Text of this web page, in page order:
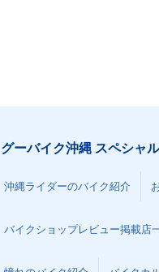
グーバイク沖縄 スペシャ
沖縄ライダーのバイク紹介
バイクショップレビュー掲載店